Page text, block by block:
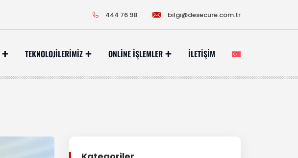
444 76 98 bilgi@desecure.com.tr
TEKNOLOJILERIMIZ ONLINE İŞLEMLER İLETIŞIM